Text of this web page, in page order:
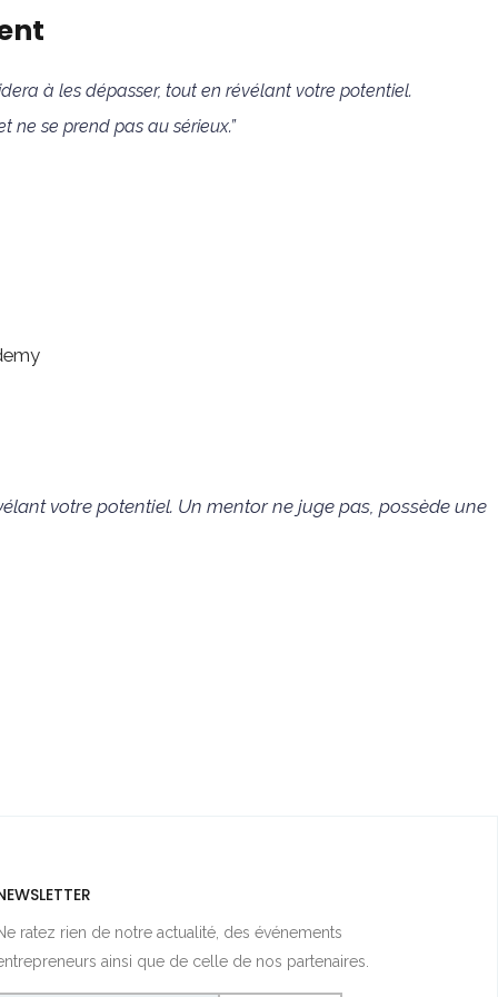
à les dépasser, tout en révélant votre potentiel.
se prend pas au sérieux.”
votre potentiel. Un mentor ne juge pas, possède une
ratez rien de notre actualité, des événements
ainsi que de celle de nos partenaires.